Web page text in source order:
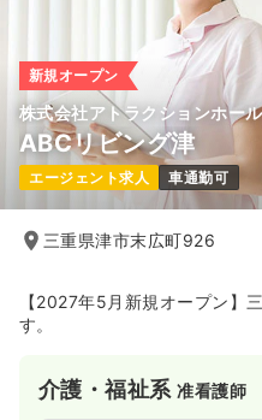
20.3〜35.0万円/月
時間 8:30～17:30
日曜休み
第二新卒可
気になる
日勤のみ（パート）
給与 時給 1,400
気になる
新規オープン
株式会社アトラクションホー
ABCリビング津
エージェント求人 車通勤可
三重県津市末広町926
【2027年5月新規オープン】
す。
介護・福祉系准看護師